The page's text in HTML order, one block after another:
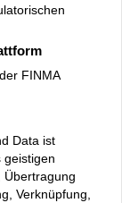
FINMA
Data ist
geistigen
Übertragung
Verknüpfung,